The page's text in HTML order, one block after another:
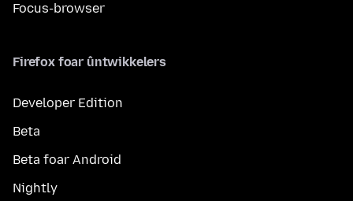
Focus-browser
Firefox foar ûntwikkelers
Developer Edition
Beta
Beta foar Android
Nightly